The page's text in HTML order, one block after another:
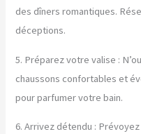
des dîners romantiques.
déceptions.
5. Préparez votre valise :
chaussons confortables et
pour parfumer votre bain.
6. Arrivez détendu :